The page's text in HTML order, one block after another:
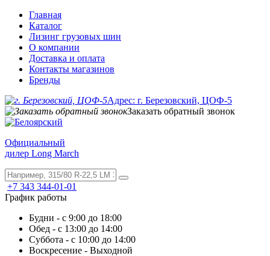
Главная
Каталог
Лизинг грузовых шин
О компании
Доставка и оплата
Контакты магазинов
Бренды
Адрес: г. Березовский, ЦОФ-5
Заказать обратный звонок
Официальный
дилер Long March
+7 343 344-01-01
График работы
Будни - с 9:00 до 18:00
Обед - с 13:00 до 14:00
Суббота - с 10:00 до 14:00
Воскресение - Выходной